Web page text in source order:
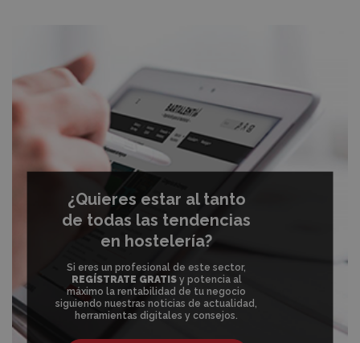
¿Quieres estar al tanto
de todas las tendencias
en hostelería?
Si eres un profesional de este sector,
REGÍSTRATE GRATISy potencia al
máximo la rentabilidad de tu negocio
siguiendo nuestras noticias de actualidad,
herramientas digitales y consejos.